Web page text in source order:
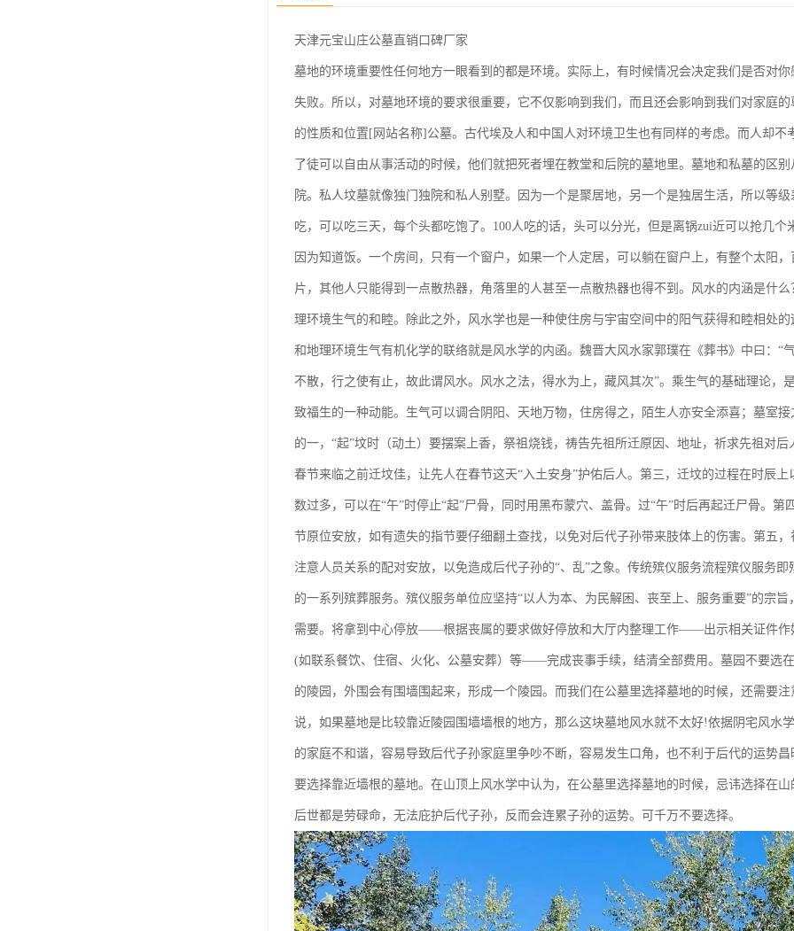
天津元宝山庄公墓直销口碑厂家
墓地的环境重要性任何地方一眼看到的都是环境。实际上，有时候情况会决定我们是否对
失败。所以，对墓地环境的要求很重要，它不仅影响到我们，而且还会影响到我们对家庭
的性质和位置[网站名称]公墓。古代埃及人和中国人对环境卫生也有同样的考虑。而人却不
了徒可以自由从事活动的时候，他们就把死者埋在教堂和后院的墓地里。墓地和私墓的区
院。私人坟墓就像独门独院和私人别墅。因为一个是聚居地，另一个是独居生活，所以等
吃，可以吃三天，每个头都吃饱了。100人吃的话，头可以分光，但是离锅zui近可以抢几
因为知道饭。一个房间，只有一个窗户，如果一个人定居，可以躺在窗户上，有整个太阳
片，其他人只能得到一点散热器，角落里的人甚至一点散热器也得不到。风水的内涵是什
理环境生气的和睦。除此之外，风水学也是一种使住房与宇宙空间中的阳气获得和睦相处
和地理环境生气有机化学的联络就是风水学的内函。魏晋大风水家郭璞在《葬书》中曰：“
不散，行之使有止，故此谓风水。风水之法，得水为上，藏风其次”。乘生气的基础理论，
致福生的一种动能。生气可以调合阴阳、天地万物，住房得之，陌生人亦安全添喜；墓室
的一，“起”坟时（动土）要摆案上香，祭祖烧钱，祷告先祖所迁原因、地址，祈求先祖对
春节来临之前迁坟佳，让先人在春节这天“入土安身”护佑后人。第三，迁坟的过程在时辰
数过多，可以在“午”时停止“起”尸骨，同时用黑布蒙穴、盖骨。过“午”时后再起迁尸骨。
节原位安放，如有遗失的指节要仔细翻土查找，以免对后代子孙带来肢体上的伤害。第五
注意人员关系的配对安放，以免造成后代子孙的“、乱”之象。传统殡仪服务流程殡仪服务
的一系列殡葬服务。殡仪服务单位应坚持“以人为本、为民解困、丧至上、服务重要”的宗
需要。将拿到中心停放——根据丧属的要求做好停放和大厅内整理工作——出示相关证件
(如联系餐饮、住宿、火化、公墓安葬）等——完成丧事手续，结清全部费用。墓园不要选
的陵园，外围会有围墙围起来，形成一个陵园。而我们在公墓里选择墓地的时候，还需
说，如果墓地是比较靠近陵园围墙墙根的地方，那么这块墓地风水就不太好!依据阴宅风水
的家庭不和谐，容易导致后代子孙家庭里争吵不断，容易发生口角，也不利于后代的运势
要选择靠近墙根的墓地。在山顶上风水学中认为，在公墓里选择墓地的时候，忌讳选择在
后世都是劳碌命，无法庇护后代子孙，反而会连累子孙的运势。可千万不要选择。